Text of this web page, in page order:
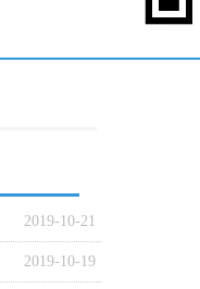
2019-10-21
2019-10-19